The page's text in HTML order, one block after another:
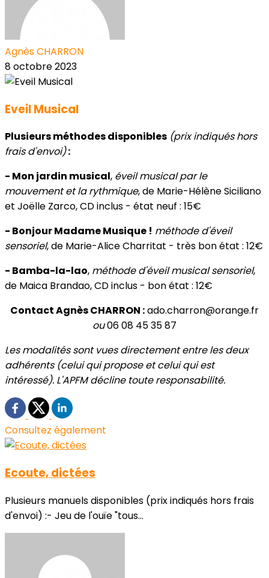
Agnès CHARRON
8 octobre 2023
Eveil Musical
Plusieurs méthodes disponibles (prix indiqués hors
frais d'envoi):
- Mon jardin musical, éveil musical par le
mouvement et la rythmique, de Marie-Hélène Siciliano
et Joëlle Zarco, CD inclus - état neuf : 15€
- Bonjour Madame Musique ! méthode d'éveil
sensoriel, de Marie-Alice Charritat - très bon état : 12€
- Bamba-la-lao, méthode d'éveil musical sensoriel,
de Maica Brandao, CD inclus - bon état : 12€
Contact Agnès CHARRON :ado.charron@orange.fr
ou06 08 45 35 87
Les modalités sont vues directement entre les deux
adhérents (celui qui propose et celui qui est
intéressé). L'APFM décline toute responsabilité.
Consultez également
Ecoute, dictées
Plusieurs manuels disponibles (prix indiqués hors frais
d'envoi) :- Jeu de l'ouïe "tous...